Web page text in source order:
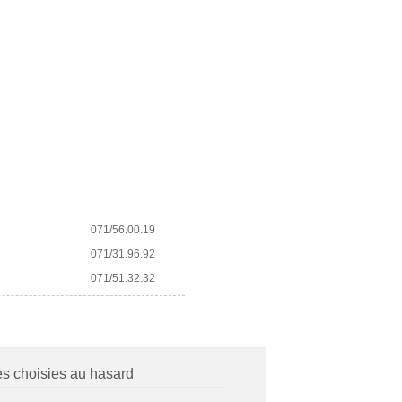
071/56.00.19
071/31.96.92
071/51.32.32
choisies au hasard